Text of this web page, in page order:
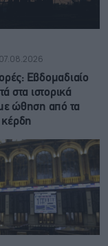
07.08.2026
Εβδομαδιαίο
στα ιστορικά
ώθηση από τα
κέρδη